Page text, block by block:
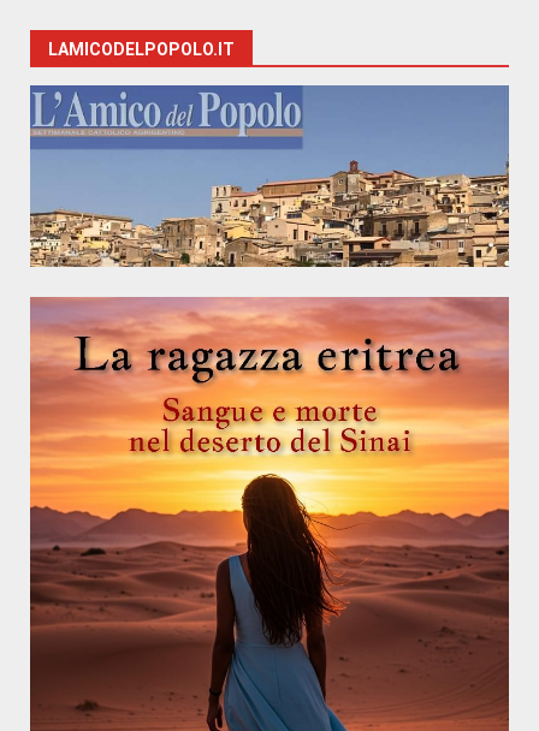
LAMICODELPOPOLO.IT